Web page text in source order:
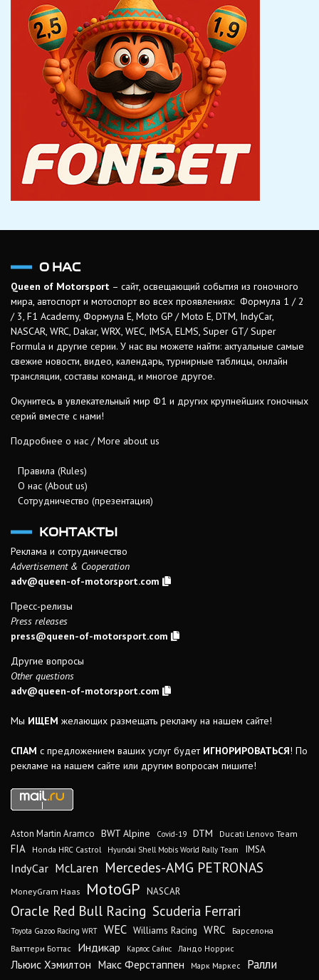
О НАС
Queen of Motorsport – сайт, освещающий события из гоночного
мира, автоспорт и мотоспорт во всех проявлениях: Формула 1 / 2
/ 3, F1 Academy, Формула Е, Moto GP / Moto E, DTM, IndyCar,
NASCAR, WRC, Dakar, WRX, WEC, IMSA, ELMS, Super GT/ Super
Formula и другие серии. У нас вы можете найти: актуальные самые
свежие новости, видео, календарь, турнирные таблицы, онлайн
трансляции, составы команд, и многое другое.
Окунитесь в увлекательный мир Ф1 и других крупнейших гоночных
серий вместе с нами!
Подробнее о нас / More about us
Правила (Rules)
О нас (About us)
Сотрудничество (презентация)
КОНТАКТЫ
Реклама и сотрудничество
Advertisement & Cooperation
adv@queen-of-motorsport.com
Пресс-релизы
Press releases
press@queen-of-motorsport.com
Другие вопросы
Other questions
adv@queen-of-motorsport.com
Мы ИЩЕМ желающих размещать рекламу на нашем сайте!
СПАМ с предложением ваших услуг будет ИГНОРИРОВАТЬСЯ! По
рекламе на нашем сайте или другим вопросам пишите!
Aston Martin Aramco BWT Alpine Covid-19 DTM Ducati Lenovo Team
FIA Honda HRC Castrol Hyundai Shell Mobis World Rally Team IMSA
IndyCar McLaren Mercedes-AMG PETRONAS
MoneyGram Haas MotoGP NASCAR
Oracle Red Bull Racing Scuderia Ferrari
Toyota Gazoo Racing WRT WEC Williams Racing WRC
Барселона
Валттери Боттас
Индикар Карлос Сайнс Ландо Норрис
Льюис Хэмилтон Макс Ферстаппен Марк Маркес Ралли